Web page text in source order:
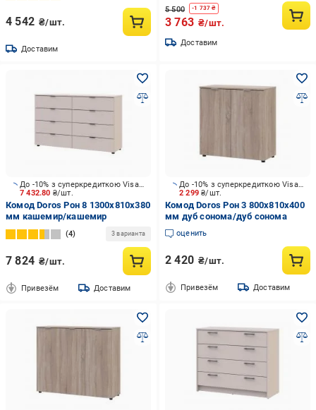
4 542 ₴/шт.
Доставим
5 500 -1 737 ₴
3 763 ₴/шт.
Доставим
7 432.80 ₴/шт.
До -10% з суперкредиткою Visa Вигода
Комод Doros Рон 8 1300x810x380
мм кашемир/кашемир
4 3 варианта
7 824 ₴/шт.
Привезём Доставим
2 299₴/шт.
До -10% з суперкредиткою Visa Вигода
Комод Doros Рон 3 800x810x400
мм дуб сонома/дуб сонома
оценить
2 420 ₴/шт.
Привезём Доставим